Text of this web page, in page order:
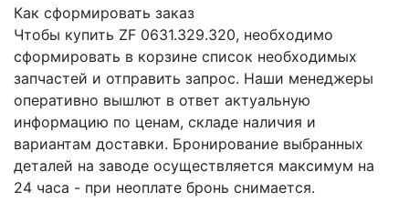
Как сформировать заказ
Чтобы купить ZF 0631.329.320, необходимо
сформировать в корзине список необходимых
запчастей и отправить запрос. Наши менеджеры
оперативно вышлют в ответ актуальную
информацию по ценам, складе наличия и
вариантам доставки. Бронирование выбранных
деталей на заводе осуществляется максимум на
24 часа - при неоплате бронь снимается.